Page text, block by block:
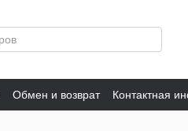
Обмен и возврат Контактная